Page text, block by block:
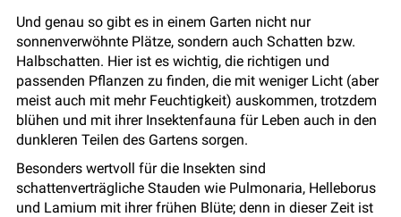
Und genau so gibt es in einem Garten nicht nur
sonnenverwöhnte Plätze, sondern auch Schatten bzw.
Halbschatten. Hier ist es wichtig, die richtigen und
passenden Pflanzen zu finden, die mit weniger Licht (aber
meist auch mit mehr Feuchtigkeit) auskommen, trotzdem
blühen und mit ihrer Insektenfauna für Leben auch in den
dunkleren Teilen des Gartens sorgen.
Besonders wertvoll für die Insekten sind
schattenverträgliche Stauden wie Pulmonaria, Helleborus
und Lamium mit ihrer frühen Blüte; denn in dieser Zeit ist